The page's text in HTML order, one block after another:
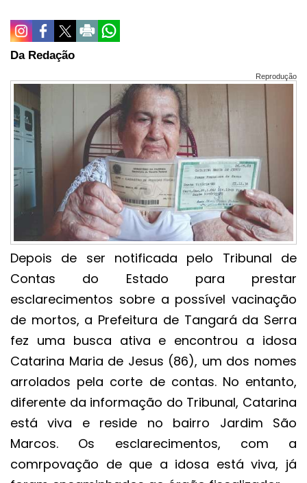
Da Redação
Reprodução
Depois de ser notificada pelo Tribunal de
Contas do Estado para prestar
esclarecimentos sobre a possível vacinação
de mortos, a Prefeitura de Tangará da Serra
fez uma busca ativa e encontrou a idosa
Catarina Maria de Jesus (86), um dos nomes
arrolados pela corte de contas. No entanto,
diferente da informação do Tribunal, Catarina
está viva e reside no bairro Jardim São
Marcos. Os esclarecimentos, com a
comrpovação de que a idosa está viva, já